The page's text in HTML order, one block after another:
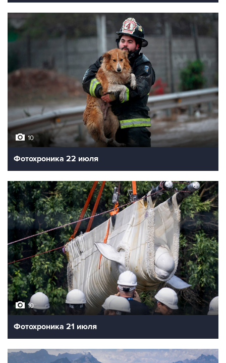
10
Фотохроника 22 июля
10
Фотохроника 21 июля